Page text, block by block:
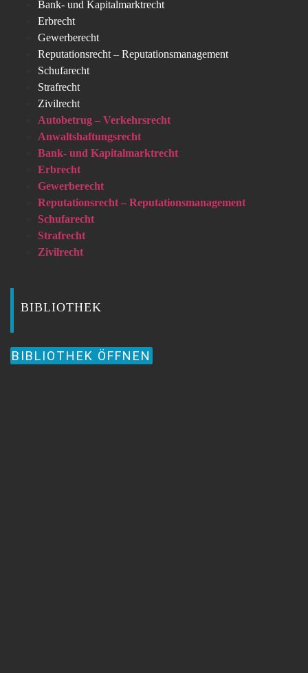
Bank- und Kapitalmarktrecht
Erbrecht
Gewerberecht
Reputationsrecht – Reputationsmanagement
Schufarecht
Strafrecht
Zivilrecht
Autobetrug – Verkehrsrecht
Anwaltshaftungsrecht
Bank- und Kapitalmarktrecht
Erbrecht
Gewerberecht
Reputationsrecht – Reputationsmanagement
Schufarecht
Strafrecht
Zivilrecht
BIBLIOTHEK
BIBLIOTHEK ÖFFNEN